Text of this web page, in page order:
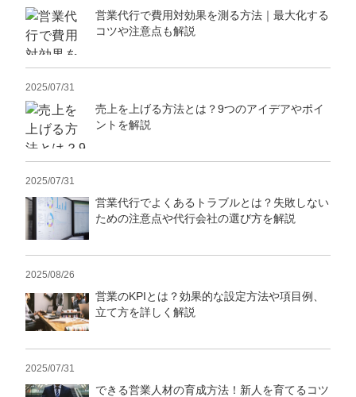
営業代行で費用対効果を測る方法｜最大化する
コツや注意点も解説
2025/07/31
売上を上げる方法とは？9つのアイデアやポイ
ントを解説
2025/07/31
営業代行でよくあるトラブルとは？失敗しない
ための注意点や代行会社の選び方を解説
2025/08/26
営業のKPIとは？効果的な設定方法や項目例、
立て方を詳しく解説
2025/07/31
できる営業人材の育成方法！新人を育てるコツ